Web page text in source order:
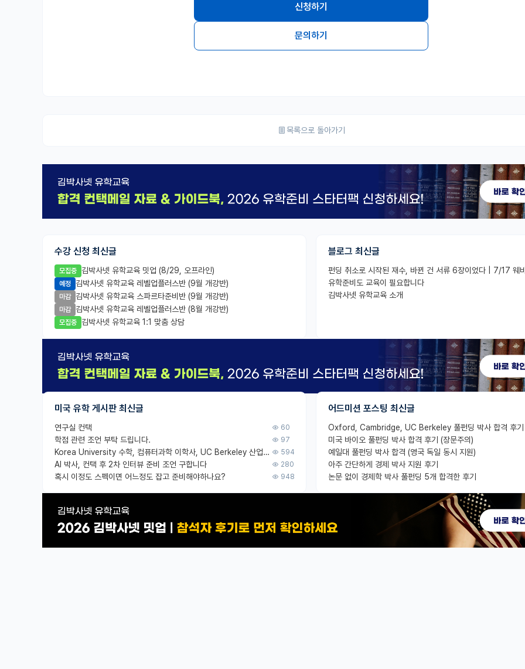
신청하기
문의하기
목록으로 돌아가기
수강 신청 최신글
모집중 김박사넷 유학교육 밋업 (8/29, 오프라인)
예정 김박사넷 유학교육 레벨업플러스반 (9월 개강반)
마감 김박사넷 유학교육 스파르타준비반 (9월 개강반)
마감 김박사넷 유학교육 레벨업플러스반 (8월 개강반)
모집중 김박사넷 유학교육 1:1 맞춤 상담
블로그 최신글
유학준비도 교육이 필요합니다
김박사넷 유학교육 소개
미국 유학 게시판 최신글
연구실 컨택 60
학점 관련 조언 부탁 드립니다. 97
Korea University 수학, 컴퓨터과학 이학사, UC Berkeley 산업공학 대학원 공학박사가 되는 것은 쉽지 않겠죠? 594
AI 박사, 컨택 후 2차 인터뷰 준비 조언 구합니다 280
혹시 이정도 스펙이면 어느정도 잡고 준비해야하나요? 948
어드미션 포스팅 최신글
Oxford, Cambridge, UC Berkeley 풀펀딩 박사 합격 후기
미국 바이오 풀펀딩 박사 합격 후기 (장문주의)
예일대 풀펀딩 박사 합격 (영국 독일 동시 지원)
아주 간단하게 경제 박사 지원 후기
논문 없이 경제학 박사 풀펀딩 5개 합격한 후기